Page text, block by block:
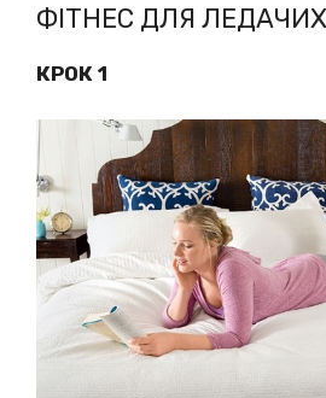
ФІТНЕС ДЛЯ ЛЕДАЧИХ
КРОК 1